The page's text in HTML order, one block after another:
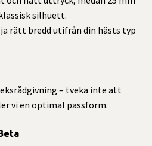
silhuett.
rätt bredd utifrån din hästs typ
– tveka inte att
vi en optimal passform.